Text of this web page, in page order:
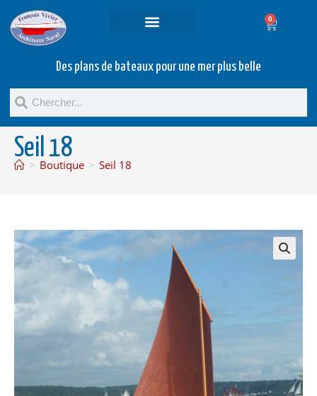
0
Des plans de bateaux pour une mer plus belle
Seil 18
> Boutique > Seil 18